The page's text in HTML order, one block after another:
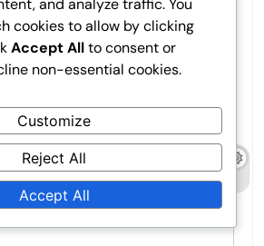
will not be published.Required
*
cookies to allow by clicking
Accept Allto consent or
non-essential cookies.
Customize
Reject All
Accept All